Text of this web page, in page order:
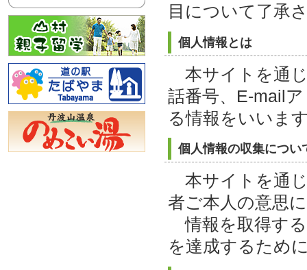
目について了承
個人情報とは
本サイトを通
話番号、E-mail
る情報をいいま
個人情報の収集につい
本サイトを通
者ご本人の意思
情報を取得す
を達成するため